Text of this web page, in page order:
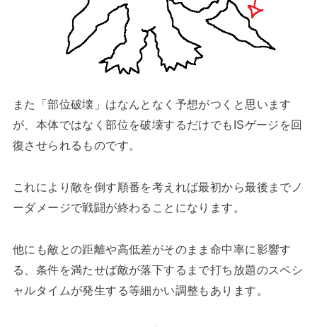
また「部位破壊」はなんとなく予想がつくと思います
が、本体ではなく部位を破壊するだけでもISゲージを回
復させられるものです。
これにより敵を倒す順番を考えれば最初から最後までノ
ーダメージで戦闘が終わることになります。
他にも敵との距離や高低差がそのまま命中率に影響す
る、条件を満たせば敵が落下するまで打ち放題のスペシ
ャルタイムが発生する等細かい調整もあります。